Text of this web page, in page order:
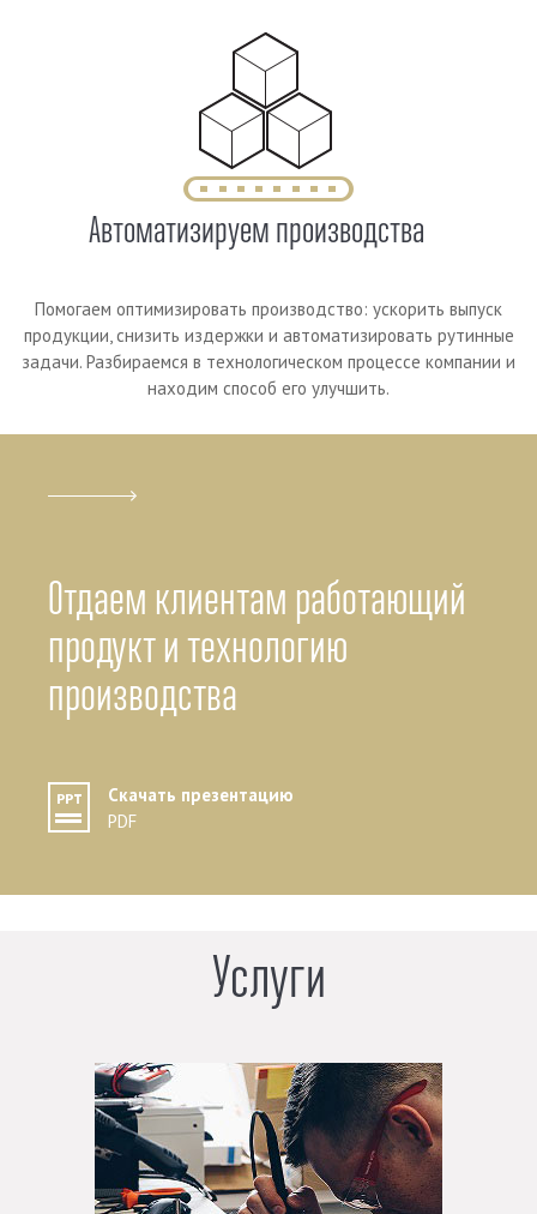
Автоматизируем производства
Помогаем оптимизировать производство: ускорить выпуск
продукции, снизить издержки и автоматизировать рутинные
задачи. Разбираемся в технологическом процессе компании и
находим способ его улучшить.
Отдаем клиентам работающий
продукт и технологию
производства
Скачать презентацию
PDF
Услуги